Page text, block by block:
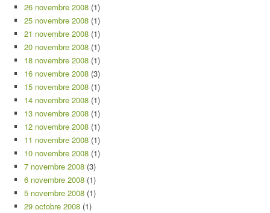
26 novembre 2008 (1)
25 novembre 2008 (1)
21 novembre 2008 (1)
20 novembre 2008 (1)
18 novembre 2008 (1)
16 novembre 2008 (3)
15 novembre 2008 (1)
14 novembre 2008 (1)
13 novembre 2008 (1)
12 novembre 2008 (1)
11 novembre 2008 (1)
10 novembre 2008 (1)
7 novembre 2008 (3)
6 novembre 2008 (1)
5 novembre 2008 (1)
29 octobre 2008 (1)